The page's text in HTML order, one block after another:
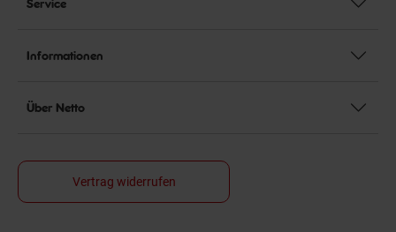
Service
Informationen
Über Netto
Vertrag widerrufen